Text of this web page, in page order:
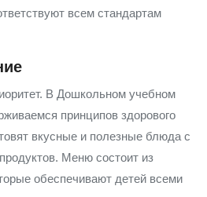
всем стандартам
В Дошкольном учебном
принципов здорового
вкусные и полезные блюда с
Меню состоит из
обеспечивают детей всеми